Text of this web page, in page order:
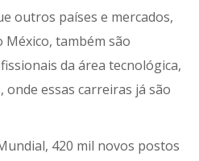
outros países e mercados,
México, também são
da área tecnológica,
onde essas carreiras já são
420 mil novos postos